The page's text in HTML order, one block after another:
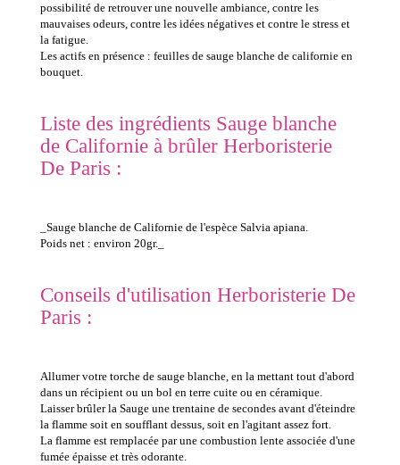
possibilité de retrouver une nouvelle ambiance, contre les
mauvaises odeurs, contre les idées négatives et contre le stress et
la fatigue.
Les actifs en présence : feuilles de sauge blanche de californie en
bouquet.
Liste des ingrédients Sauge blanche
de Californie à brûler Herboristerie
De Paris :
_Sauge blanche de Californie de l'espèce Salvia apiana.
Poids net : environ 20gr._
Conseils d'utilisation Herboristerie De
Paris :
Allumer votre torche de sauge blanche, en la mettant tout d'abord
dans un récipient ou un bol en terre cuite ou en céramique.
Laisser brûler la Sauge une trentaine de secondes avant d'éteindre
la flamme soit en soufflant dessus, soit en l'agitant assez fort.
La flamme est remplacée par une combustion lente associée d'une
fumée épaisse et très odorante.